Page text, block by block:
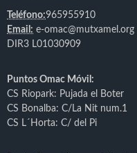
Teléfono:965955910
Email: e-omac@mutxamel.org
DIR3 L01030909
Puntos Omac Móvil:
CS Riopark: Pujada el Boter
CS Bonalba: C/La Nit num.1
CS L´Horta: C/ del Pi